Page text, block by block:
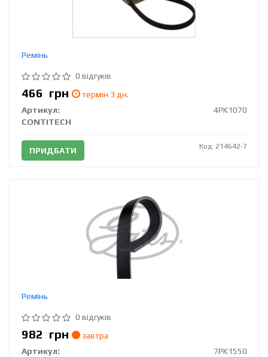
Ремінь
0 відгуків
466 грн
термін 3 дн.
Артикул:
4PK1070
CONTITECH
ПРИДБАТИ Код: 214642-7
Ремінь
0 відгуків
982 грн
завтра
Артикул:
7PK1550